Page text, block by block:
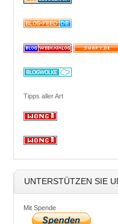
Tipps aller Art
UNTERSTÜTZEN SIE
Mit Spende